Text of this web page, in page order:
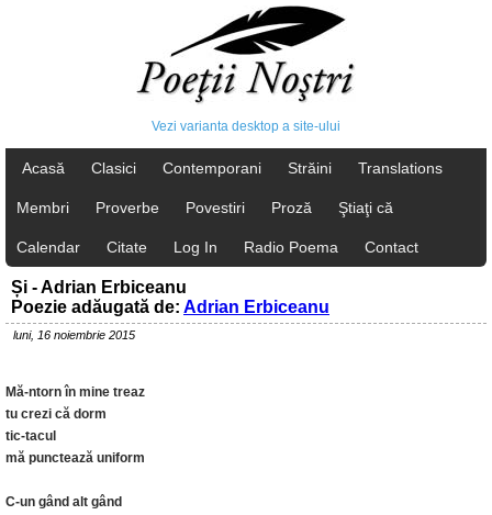
Vezi varianta desktop a site-ului
Acasă Clasici Contemporani Străini Translations
Membri Proverbe Povestiri Proză Ştiaţi că
Calendar Citate Log In Radio Poema Contact
Și - Adrian Erbiceanu
Poezie adăugată de: Adrian Erbiceanu
luni, 16 noiembrie 2015
Mă-ntorn în mine treaz
tu crezi că dorm
tic-tacul
mă punctează uniform
C-un gând alt gând